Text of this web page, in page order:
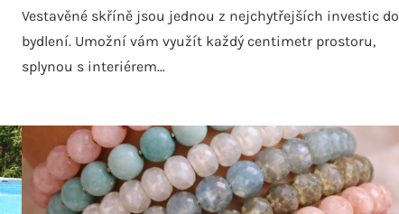
Vestavěné skříně jsou jednou z nejchytřejších investic do
bydlení. Umožní vám využít každý centimetr prostoru,
splynou s interiérem…